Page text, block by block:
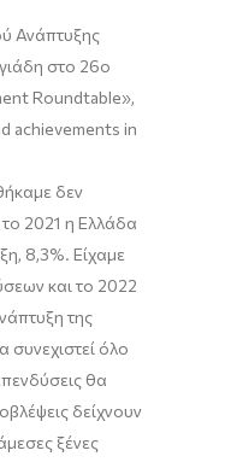
Ανάπτυξης
στο 26ο
Roundtable»,
achievements in
δεν
2021 η Ελλάδα
, 8,3%. Είχαμε
και το 2022
της
όλο
θα
δείχνουν
ξένες